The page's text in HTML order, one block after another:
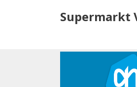
Supermarkt